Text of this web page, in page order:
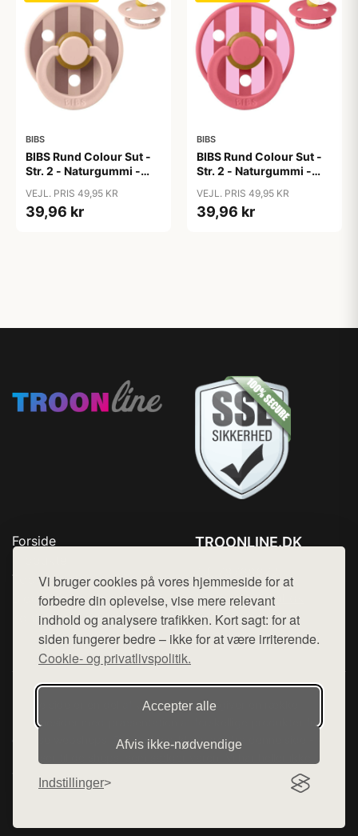
Vi bruger cookies på vores hjemmeside for at
forbedre din oplevelse, vise mere relevant
indhold og analysere trafikken. Kort sagt: for at
siden fungerer bedre – ikke for at være irriterende.
Cookie- og privatlivspolitik.
Accepter alle
Afvis ikke‑nødvendige
Indstillinger
BIBS
BIBS Rund Colour Sut -
Str. 2 - Naturgummi -
Blush/Woodchuck
VEJL. PRIS 49,95 KR
39,96 kr
BIBS
BIBS Rund Colour Sut -
Str. 2 - Naturgummi -
Coral/Baby Pink
VEJL. PRIS 49,95 KR
39,96 kr
Forside
Top Rabatter
Blog
Kontakt
TROONLINE.DK
Mail: hej@want.dk
Cookie- og privatlivspolitik
Denne side er en del af want.dk, der udgiver en række
hjemmesider med præsentation af forskellige produkter fra
diverse webshops. Der sælges ikke varer fra denne side - vi
henviser til de shops, som sælger varen. Vi har heller ikke
varerne på lager.